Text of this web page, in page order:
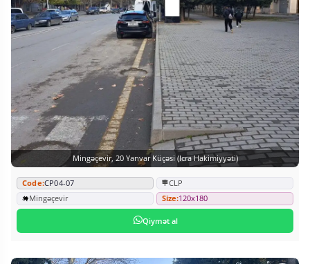
Mingəçevir, 20 Yanvar Küçəsi (icra Hakimiyyəti)
Code:CP04-07
CLP
Mingəçevir
Size:120x180
Qiymət al